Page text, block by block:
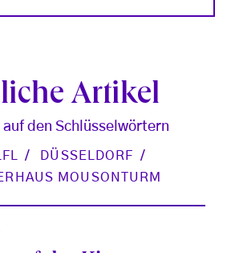
Artikel
auf den Schlüsselwörtern
DÜSSELDORF
MOUSONTURM